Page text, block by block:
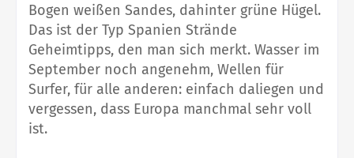
Bogen weißen Sandes, dahinter grüne Hügel.
Das ist der Typ Spanien Strände
Geheimtipps, den man sich merkt. Wasser im
September noch angenehm, Wellen für
Surfer, für alle anderen: einfach daliegen und
vergessen, dass Europa manchmal sehr voll
ist.